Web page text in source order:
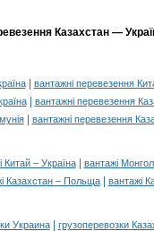
Казахстан —
|
вантажні перевезення
|
вантажні перевезення
| вантажні перевезення
Китай – Україна|
вантажі
Казахстан – Польща| вантажі
Украина|
грузоперевозки